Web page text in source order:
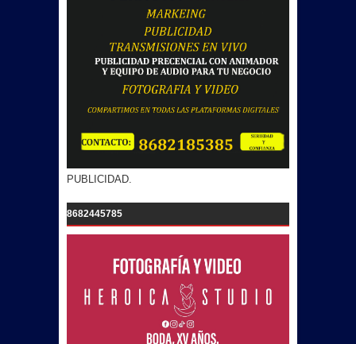
PUBLICIDAD.
8682445785